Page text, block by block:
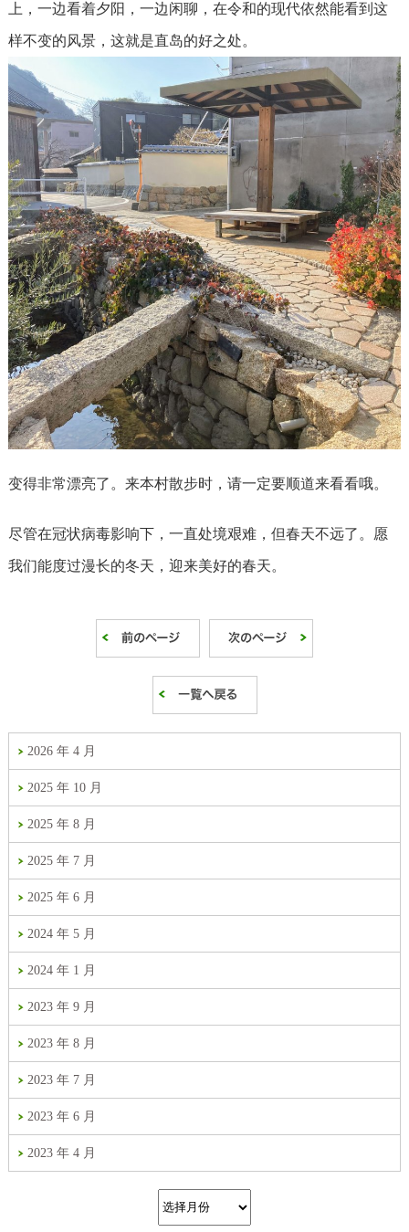
上，一边看着夕阳，一边闲聊，在令和的现代依然能看到这
样不变的风景，这就是直岛的好之处。
变得非常漂亮了。来本村散步时，请一定要顺道来看看哦。
尽管在冠状病毒影响下，一直处境艰难，但春天不远了。 愿
我们能度过漫长的冬天，迎来美好的春天。
2026 年 4 月
2025 年 10 月
2025 年 8 月
2025 年 7 月
2025 年 6 月
2024 年 5 月
2024 年 1 月
2023 年 9 月
2023 年 8 月
2023 年 7 月
2023 年 6 月
2023 年 4 月